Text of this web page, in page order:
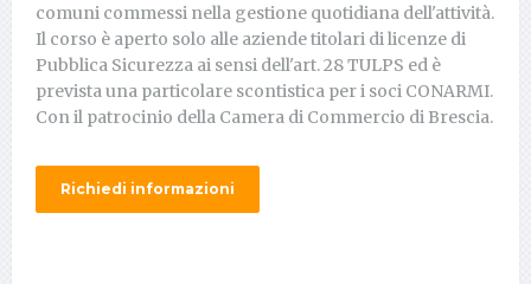
comuni commessi nella gestione quotidiana dell'attività.
Il corso è aperto solo alle aziende titolari di licenze di
Pubblica Sicurezza ai sensi dell'art. 28 TULPS ed è
prevista una particolare scontistica per i soci CONARMI.
Con il patrocinio della Camera di Commercio di Brescia.
Richiedi informazioni